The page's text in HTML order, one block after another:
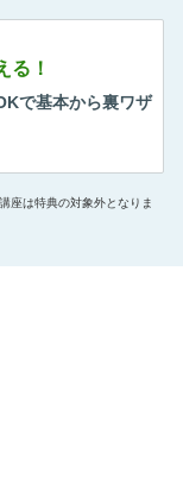
る！
で基本から裏ワザ
座は特典の対象外となりま